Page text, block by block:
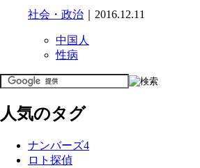
社会・政治 ｜2016.12.11
中国人
性病
人気のタグ
ナンバーズ4
ロト探偵